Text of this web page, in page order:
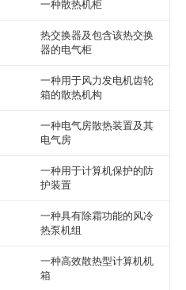
一种散热机柜
热交换器及包含该热交换
器的电气柜
一种用于风力发电机齿轮
箱的散热机构
一种电气房散热装置及其
电气房
一种用于计算机保护的防
护装置
一种具有除霜功能的风冷
热泵机组
一种高效散热型计算机机
箱